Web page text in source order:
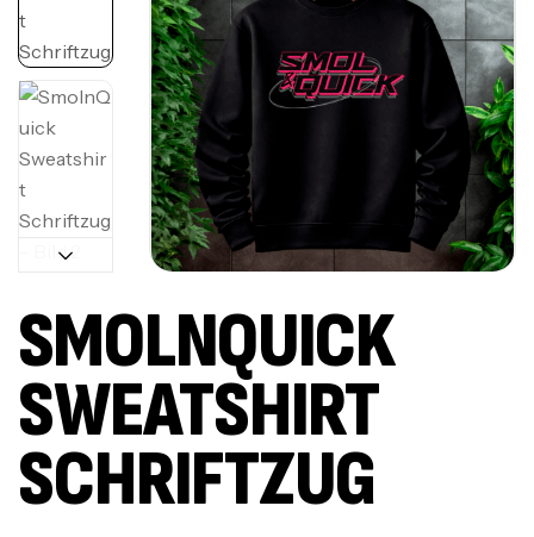
SMOLNQUICK
SWEATSHIRT
SCHRIFTZUG